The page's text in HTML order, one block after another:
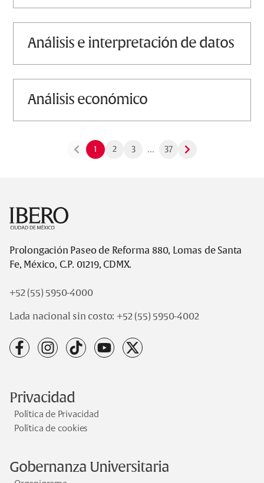
análisis e interpretación de datos
análisis económico
1 2 3 ... 37
Prolongación Paseo de Reforma 880, Lomas de Santa
Fe, México, C.P. 01219, CDMX.
+52 (55) 5950-4000
Lada nacional sin costo: +52 (55) 5950-4002
facebookinstagram
tiktok youtube
x
Privacidad
Política de Privacidad
Política de cookies
Gobernanza Universitaria